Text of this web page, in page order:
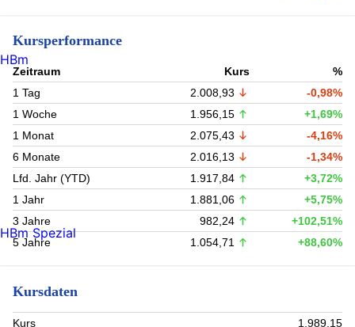
Kursperformance
Zeitraum Kurs
%
1 Tag
2.008,93
-0,98%
1 Woche
1.956,15
+1,69%
1 Monat
2.075,43
-4,16%
6 Monate
2.016,13
-1,34%
Lfd. Jahr (YTD)
1.917,84
+3,72%
1 Jahr
1.881,06
+5,75%
3 Jahre
982,24
+102,51%
5 Jahre
1.054,71 +88,60%
Kursdaten
Kurs
1.989,15
HBm
HBm Spezial